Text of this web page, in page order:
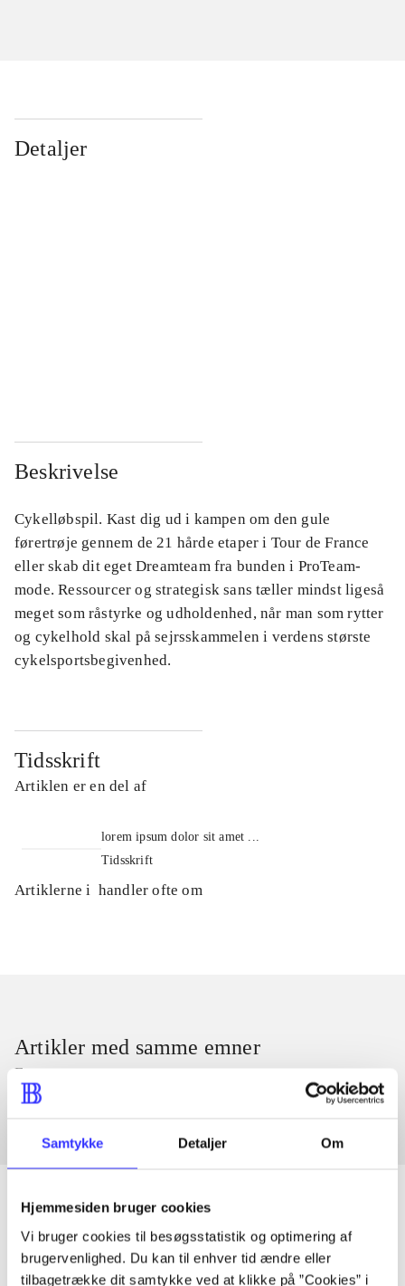
Samtykke Detaljer Om
Hjemmesiden bruger cookies
Vi bruger cookies til besøgsstatistik og optimering af
brugervenlighed. Du kan til enhver tid ændre eller
tilbagetrække dit samtykke ved at klikke på ”Cookies” i
Detaljer
Beskrivelse
Cykelløbspil. Kast dig ud i kampen om den gule
førertrøje gennem de 21 hårde etaper i Tour de France
eller skab dit eget Dreamteam fra bunden i ProTeam-
mode. Ressourcer og strategisk sans tæller mindst ligeså
meget som råstyrke og udholdenhed, når man som rytter
og cykelhold skal på sejrsskammelen i verdens største
cykelsportsbegivenhed.
Tidsskrift
Artiklen er en del af
lorem ipsum dolor sit amet ...
Tidsskrift
Artiklerne i handler ofte om
Artikler med samme emner
Fra
Artikler
Alle registrerede artikler fordelt på udgivelser